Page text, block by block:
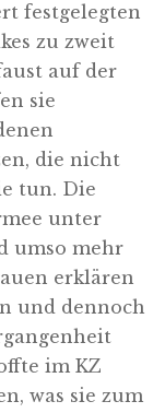
festgelegten
zu zweit
auf der
sie
die nicht
tun. Die
unter
umso mehr
erklären
und dennoch
im KZ
was sie zum